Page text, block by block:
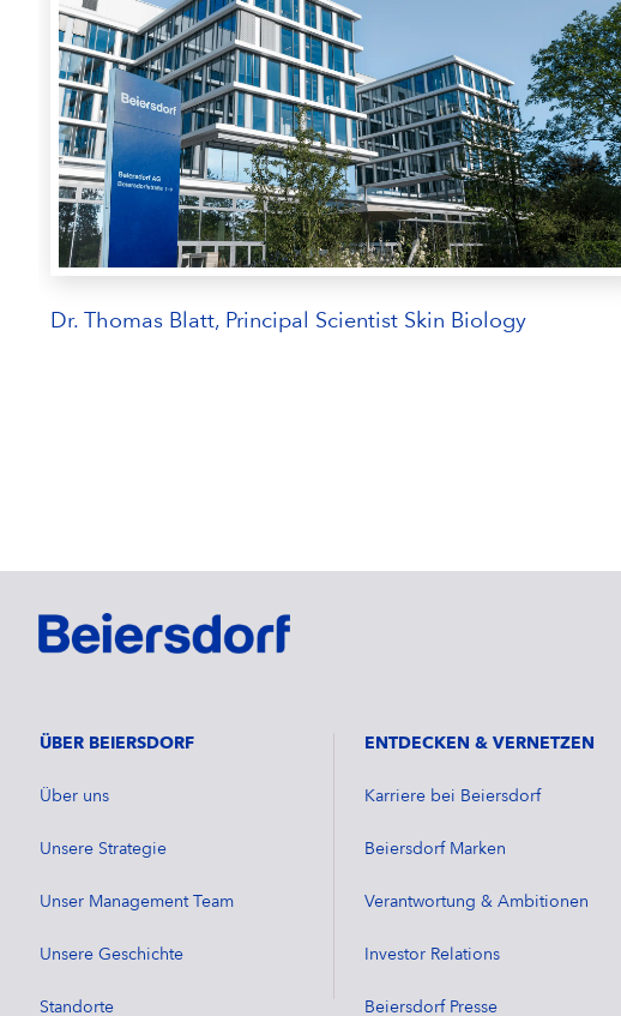
Dr. Thomas Blatt, Principal Scientist Skin Biology
ÜBER BEIERSDORF
Über uns
Unsere Strategie
Unser Management Team
Unsere Geschichte
Standorte
ENTDECKEN & VERNETZEN
Karriere bei Beiersdorf
Beiersdorf Marken
Verantwortung & Ambitionen
Investor Relations
Beiersdorf Presse